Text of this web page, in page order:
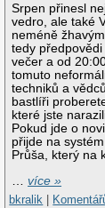
Srpen přinesl
vedro, ale také
neméně
tedy
večer a od
tomuto
techniků a
bastlíři
které jste
Pokud jde o
přijde na
Průša, který na
…více »
bkralik